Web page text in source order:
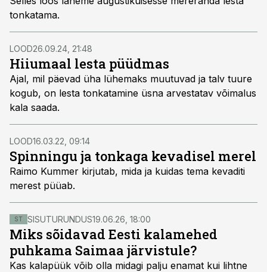
tonkatama.
LOOD26.09.24, 21:48
Hiiumaal lesta püüdmas
Ajal, mil päevad üha lühemaks muutuvad ja talv tuure
kogub, on lesta tonkatamine üsna arvestatav võimalus
kala saada.
LOOD16.03.22, 09:14
Spinningu ja tonkaga kevadisel merel
Raimo Kummer kirjutab, mida ja kuidas tema kevaditi
merest püüab.
ST SISUTURUNDUS19.06.26, 18:00
Miks sõidavad Eesti kalamehed
puhkama Saimaa järvistule?
Kas kalapüük võib olla midagi palju enamat kui lihtne